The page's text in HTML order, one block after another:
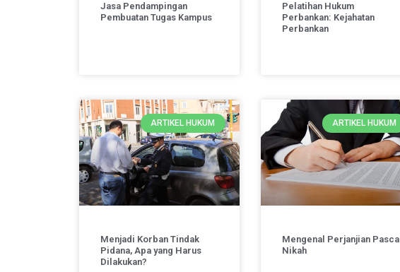
Jasa Pendampingan
Pembuatan Tugas Kampus
Pelatihan Hukum
Perbankan: Kejahatan
Perbankan
ARTIKEL HUKUM
Menjadi Korban Tindak
Pidana, Apa yang Harus
Dilakukan?
ARTIKEL HUKUM
Mengenal Perjanjian Pasca
Nikah